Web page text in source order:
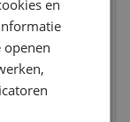
en
openen